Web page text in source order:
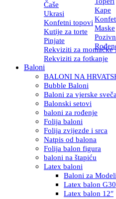
Čaše
Ukrasi
Kape
Konfetni topovi
Kutije za torte
Maske
Pinjate
Rekviziti za momačke
Rekviziti za fotkanje
Baloni
BALONI NA
Bubble Baloni
Baloni za vjerske
Balonski setovi
baloni za rođenje
Folija baloni
Folija zvijezde i srca
Natpis od balona
Folija balon figura
baloni na štapiću
Latex baloni
Baloni za
Latex balon G30
Latex balon 12″